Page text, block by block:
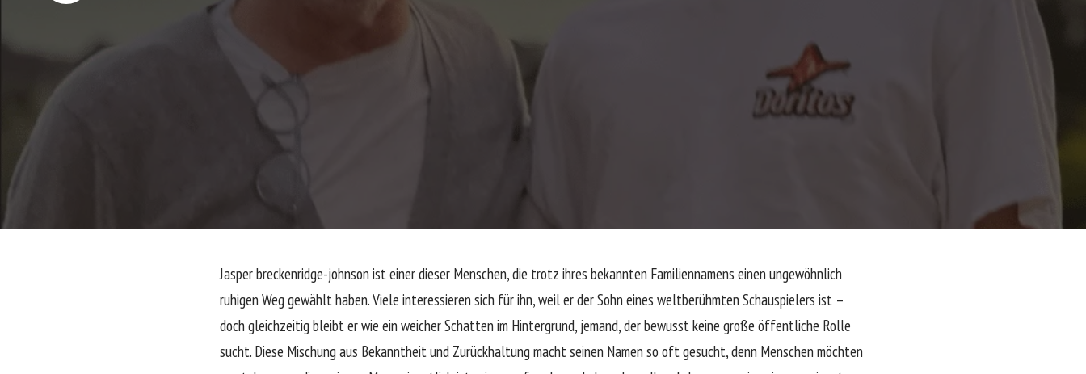
Jasper breckenridge-johnson ist einer dieser Menschen, die trotz ihres bekannten Familiennamens einen ungewöhnlich
ruhigen Weg gewählt haben. Viele interessieren sich für ihn, weil er der Sohn eines weltberühmten Schauspielers ist –
doch gleichzeitig bleibt er wie ein weicher Schatten im Hintergrund, jemand, der bewusst keine große öffentliche Rolle
sucht. Diese Mischung aus Bekanntheit und Zurückhaltung macht seinen Namen so oft gesucht, denn Menschen möchten